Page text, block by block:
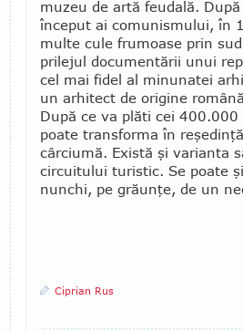
mu­zeu de artă feu­dală.
început ai comunismului, în
multe cu­le fru­moa­se prin
prilejul documentării unui
cel mai fidel al minunatei
un arhitect de ori­gine
După ce va plăti cei
poate trans­­­forma în
câr­ciu­mă. Există şi va­rianta
circuitului turistic. Se poate
nunchi, pe grăunţe, de un
Ciprian Rus